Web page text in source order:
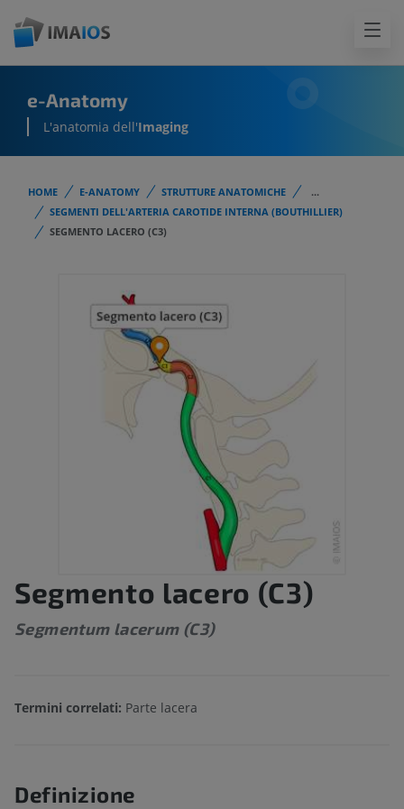
e-Anatomy
L'anatomia dell'Imaging
HOME E-ANATOMY STRUTTURE ANATOMICHE
...
SEGMENTI DELL'ARTERIA CAROTIDE INTERNA (BOUTHILLIER)
SEGMENTO LACERO (C3)
Segmento lacero (C3)
Segmentum lacerum (C3)
Termini correlati: Parte lacera
Definizione